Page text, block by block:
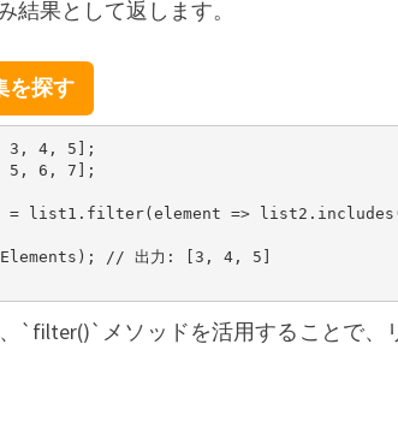
結果として返します。
を探す
3, 4, 5];
5, 6, 7];
list1.filter(element =>
// 出力: [3, 4, 5]
`filter()`メソッドを活用することで、